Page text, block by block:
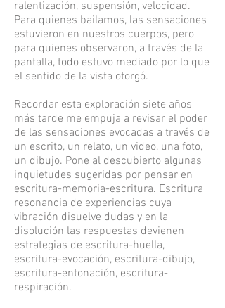
ralentización, suspensión, velocidad.
Para quienes bailamos, las sensaciones
estuvieron en nuestros cuerpos, pero
para quienes observaron, a través de la
pantalla, todo estuvo mediado por lo que
el sentido de la vista otorgó.
Recordar esta exploración siete años
más tarde me empuja a revisar el poder
de las sensaciones evocadas a través de
un escrito, un relato, un video, una foto,
un dibujo. Pone al descubierto algunas
inquietudes sugeridas por pensar en
escritura-memoria-escritura. Escritura
resonancia de experiencias cuya
vibración disuelve dudas y en la
disolución las respuestas devienen
estrategias de escritura-huella,
escritura-evocación, escritura-dibujo,
escritura-entonación, escritura-
respiración.